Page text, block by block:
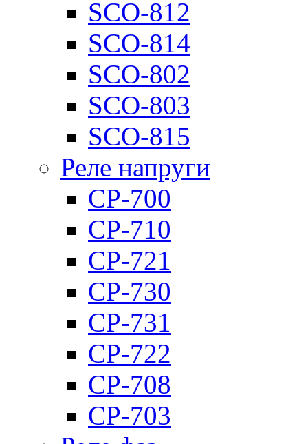
SCO-812
SCO-814
SCO-802
SCO-803
SCO-815
Реле напруги
CP-700
CP-710
CP-721
CP-730
CP-731
CP-722
CP-708
CP-703